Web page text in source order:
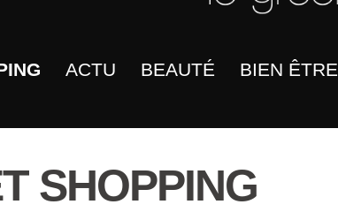
ACTU BEAUTÉ BIEN ÊTRE
SHOPPING